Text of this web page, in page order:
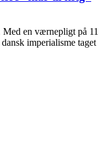
en værnepligt på 11
imperialisme taget